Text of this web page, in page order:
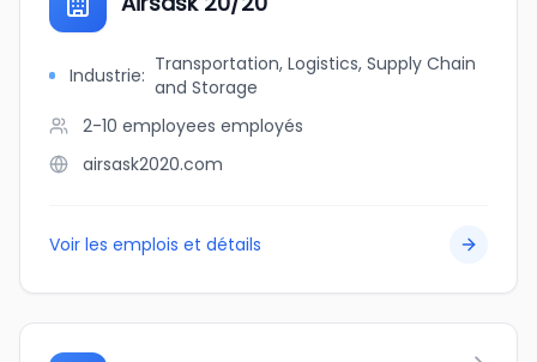
Industrie: Transportation, Logistics, Supply Chain
and Storage
2-10 employees employés
airsask2020.com
Voir les emplois et détails